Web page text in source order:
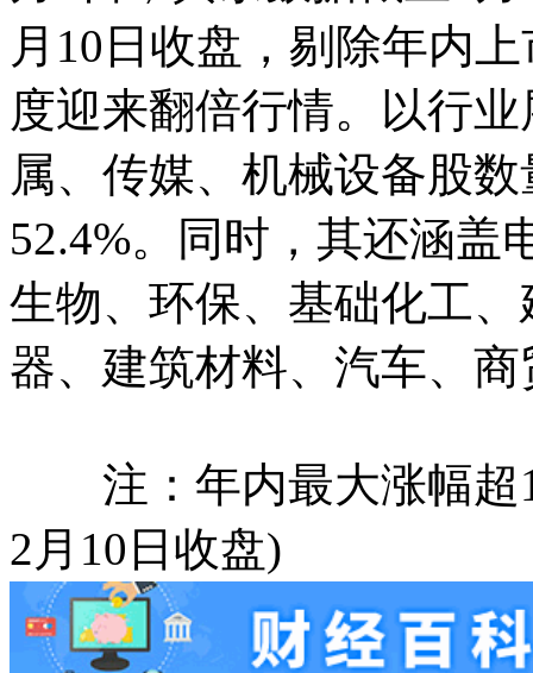
月10日收盘，剔除年内
度迎来翻倍行情。以行
属、传媒、机械设备股
52.4%。同时，其还涵盖
生物、环保、基础化工
器、建筑材料、汽车
注：年内最大涨幅超
2月10日收盘)